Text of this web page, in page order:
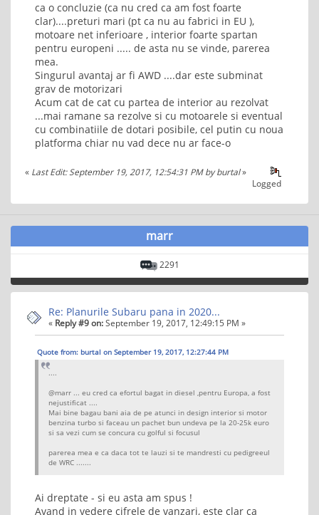
ca o concluzie (ca nu cred ca am fost foarte
clar)....preturi mari (pt ca nu au fabrici in EU ),
motoare net inferioare , interior foarte spartan
pentru europeni ..... de asta nu se vinde, parerea
mea.
Singurul avantaj ar fi AWD ....dar este subminat
grav de motorizari
Acum cat de cat cu partea de interior au rezolvat
...mai ramane sa rezolve si cu motoarele si eventual
cu combinatiile de dotari posibile, cel putin cu noua
platforma chiar nu vad dece nu ar face-o
« Last Edit: September 19, 2017, 12:54:31 PM by burtal»
Logged
marr
2291
Re: Planurile Subaru pana in 2020...
« Reply #9 on:September 19, 2017, 12:49:15 PM »
Quote from: burtal on September 19, 2017, 12:27:44 PM
....
@marr ... eu cred ca efortul bagat in diesel ,pentru Europa, a fost
nejustificat ....
Mai bine bagau bani aia de pe atunci in design interior si motor
benzina turbo si faceau un pachet bun undeva pe la 20-25k euro
si sa vezi cum se concura cu golful si focusul
parerea mea e ca daca tot te lauzi si te mandresti cu pedigreeul
de WRC .......
Ai dreptate - si eu asta am spus !
Avand in vedere cifrele de vanzari, este clar ca